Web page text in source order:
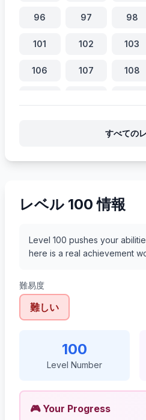
96 97 98
101 102 103
106 107 108
すべての
レベル 100 情報
Level 100 pushes your
here is a real achievement
難易度
難しい
100
Level Number
🎮 Your Progress